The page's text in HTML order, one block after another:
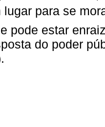
lugar para se
pode estar
do poder